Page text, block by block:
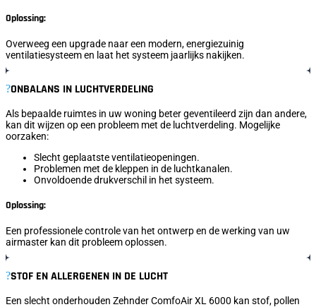
Oplossing:
Overweeg een upgrade naar een modern, energiezuinig
ventilatiesysteem en laat het systeem jaarlijks nakijken.
ONBALANS IN LUCHTVERDELING
Als bepaalde ruimtes in uw woning beter geventileerd zijn dan andere,
kan dit wijzen op een probleem met de luchtverdeling. Mogelijke
oorzaken:
Slecht geplaatste ventilatieopeningen.
Problemen met de kleppen in de luchtkanalen.
Onvoldoende drukverschil in het systeem.
Oplossing:
Een professionele controle van het ontwerp en de werking van uw
airmaster kan dit probleem oplossen.
STOF EN ALLERGENEN IN DE LUCHT
Een slecht onderhouden Zehnder ComfoAir XL 6000 kan stof, pollen